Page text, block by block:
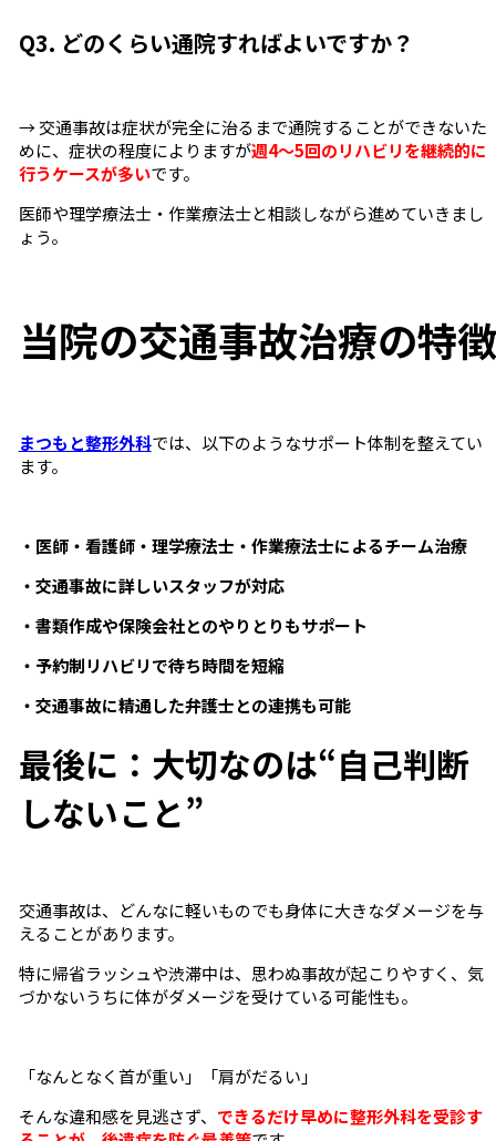
Q3. どのくらい通院すればよいですか？
→ 交通事故は症状が完全に治るまで通院することができないた
めに、症状の程度によりますが週4〜5回のリハビリを継続的に
行うケースが多いです。
医師や理学療法士・作業療法士と相談しながら進めていきまし
ょう。
当院の交通事故治療の特徴
まつもと整形外科では、以下のようなサポート体制を整えてい
ます。
・医師・看護師・理学療法士・作業療法士によるチーム治療
・交通事故に詳しいスタッフが対応
・書類作成や保険会社とのやりとりもサポート
・予約制リハビリで待ち時間を短縮
・交通事故に精通した弁護士との連携も可能
最後に：大切なのは“自己判断
しないこと”
交通事故は、どんなに軽いものでも身体に大きなダメージを与
えることがあります。
特に帰省ラッシュや渋滞中は、思わぬ事故が起こりやすく、気
づかないうちに体がダメージを受けている可能性も。
「なんとなく首が重い」「肩がだるい」
そんな違和感を見逃さず、 できるだけ早めに整形外科を受診す